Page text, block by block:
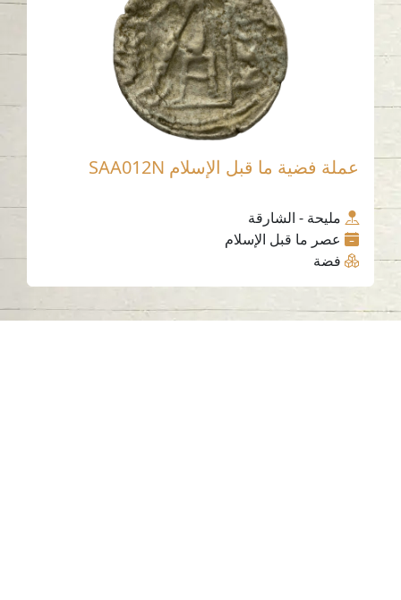
عملة فضية ما قبل الإسلام SAA012N
مليحة - الشارقة
عصر ما قبل الإسلام
فضة